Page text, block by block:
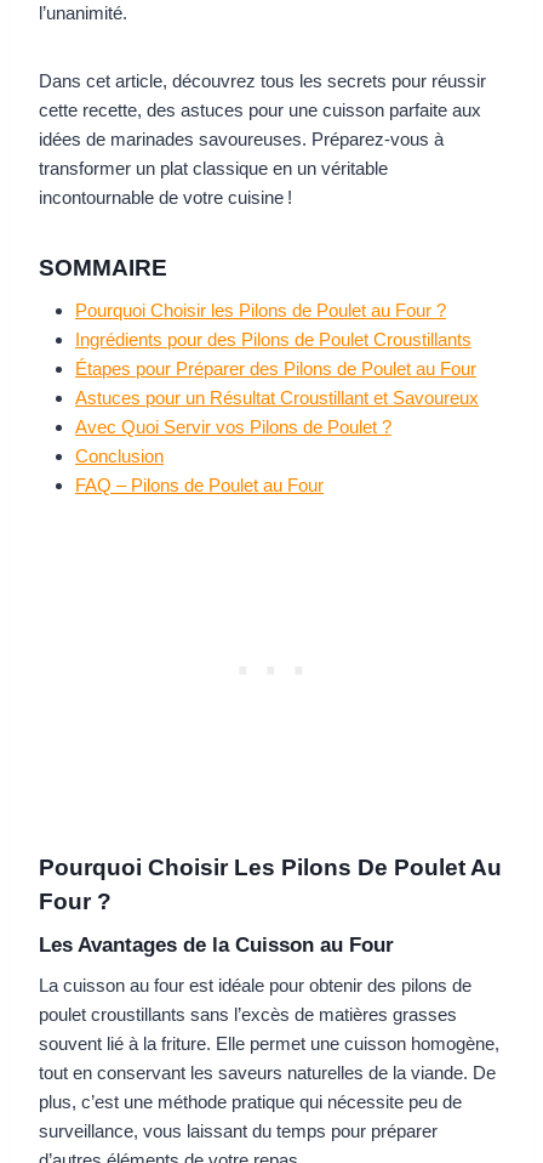
l’unanimité.
Dans cet article, découvrez tous les secrets pour réussir
cette recette, des astuces pour une cuisson parfaite aux
idées de marinades savoureuses. Préparez-vous à
transformer un plat classique en un véritable
incontournable de votre cuisine !
SOMMAIRE
Pourquoi Choisir les Pilons de Poulet au Four ?
Ingrédients pour des Pilons de Poulet Croustillants
Étapes pour Préparer des Pilons de Poulet au Four
Astuces pour un Résultat Croustillant et Savoureux
Avec Quoi Servir vos Pilons de Poulet ?
Conclusion
FAQ – Pilons de Poulet au Four
Pourquoi Choisir Les Pilons De Poulet Au
Four ?
Les Avantages de la Cuisson au Four
La cuisson au four est idéale pour obtenir des pilons de
poulet croustillants sans l’excès de matières grasses
souvent lié à la friture. Elle permet une cuisson homogène,
tout en conservant les saveurs naturelles de la viande. De
plus, c’est une méthode pratique qui nécessite peu de
surveillance, vous laissant du temps pour préparer